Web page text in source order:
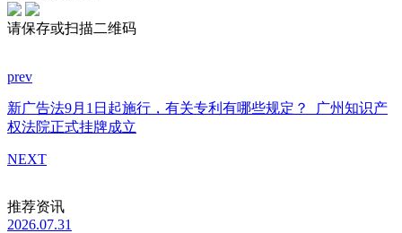
请保存或扫描二维码
prev
新广告法9月1日起施行，有关专利有哪些规定？
广州知识产
权法院正式挂牌成立
NEXT
推荐资讯
2026.07.31